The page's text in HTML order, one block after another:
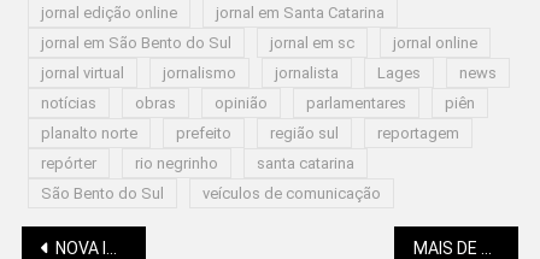
jornal edição online
jornal em Santa Catarina
jornal em São Bento do Sul
jornal em sc
jornal online
jornal virtual
jornalismo jornalista Lages
news
notícias
obras opinião parlamentares
piên
planalto norte
prefeito região sul
reportagem
repórter
rio negrinho
santa catarina
São Bento do Sul
veículos de comunicação
NOVA INTERDIÇÃO EM RUA DE SÃO BENTO DO SUL